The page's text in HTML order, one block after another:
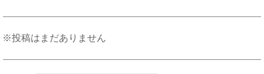
※投稿はまだありません